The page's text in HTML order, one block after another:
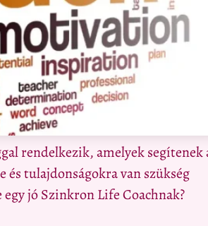
rendelkezik, amelyek segítenek
és tulajdonságokra van szükség
jó Szinkron Life Coachnak?